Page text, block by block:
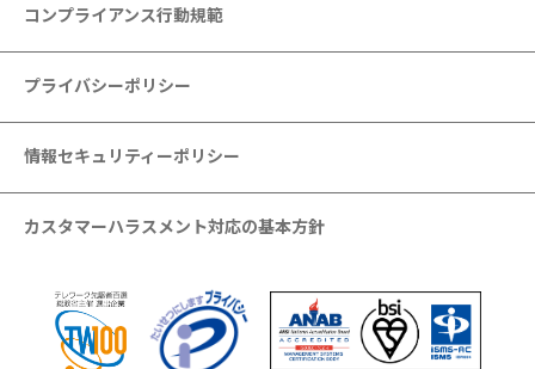
コンプライアンス行動規範
プライバシーポリシー
情報セキュリティーポリシー
カスタマーハラスメント対応の基本方針